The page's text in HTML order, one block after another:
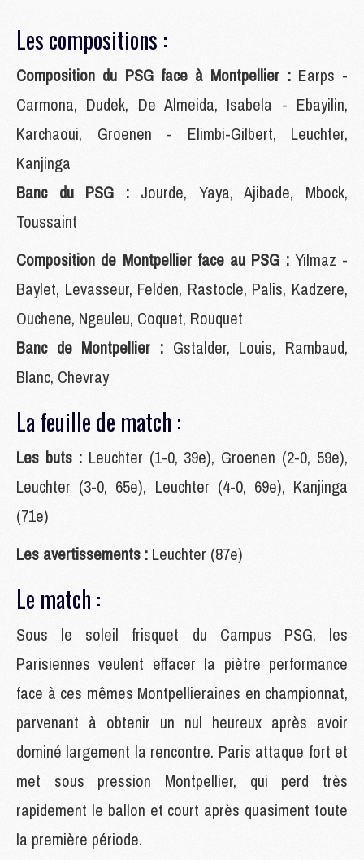
Les compositions :
Composition du PSG face à Montpellier :Earps -
Carmona, Dudek, De Almeida, Isabela - Ebayilin,
Karchaoui, Groenen - Elimbi-Gilbert, Leuchter,
Kanjinga
Banc du PSG : Jourde, Yaya, Ajibade, Mbock,
Toussaint
Composition de Montpellier face au PSG : Yilmaz -
Baylet, Levasseur, Felden, Rastocle, Palis, Kadzere,
Ouchene, Ngeuleu, Coquet, Rouquet
Banc de Montpellier : Gstalder, Louis, Rambaud,
Blanc, Chevray
La feuille de match :
Les buts : Leuchter (1-0, 39e), Groenen (2-0, 59e),
Leuchter (3-0, 65e), Leuchter (4-0, 69e), Kanjinga
(71e)
Les avertissements : Leuchter (87e)
Le match :
Sous le soleil frisquet du Campus PSG, les
Parisiennes veulent effacer la piètre performance
face à ces mêmes Montpellieraines en championnat,
parvenant à obtenir un nul heureux après avoir
dominé largement la rencontre. Paris attaque fort et
met sous pression Montpellier, qui perd très
rapidement le ballon et court après quasiment toute
la première période.